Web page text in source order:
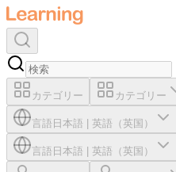
カテゴリー カテゴリー
言語 日本語 英語（英国）
言語 日本語 英語（英国）